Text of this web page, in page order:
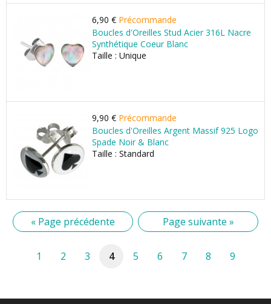
6,90 € Précommande
Boucles d'Oreilles Stud Acier 316L Nacre
Synthétique Coeur Blanc
Taille : Unique
9,90 € Précommande
Boucles d'Oreilles Argent Massif 925 Logo
Spade Noir & Blanc
Taille : Standard
« Page précédente Page suivante »
1 2 3 4 5 6 7 8 9